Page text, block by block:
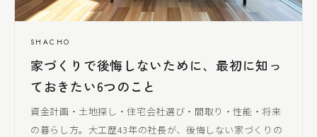
SHACHO
家づくりで後悔しないために、最初に知っ
ておきたい6つのこと
資金計画・土地探し・住宅会社選び・間取り・性能・将来
の暮らし方。大工歴43年の社長が、後悔しない家づくりの